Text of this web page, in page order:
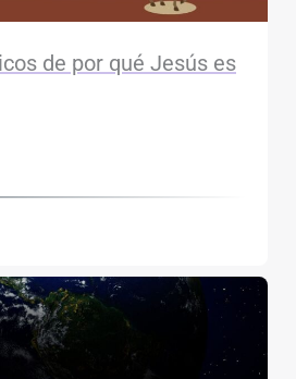
de por qué Jesús es